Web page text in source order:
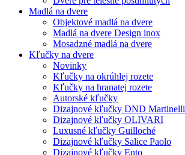
Madlá na dvere
Objektové madlá na dvere
Madlá na dvere Design inox
Mosadzné madlá na dvere
Kľučky na dvere
Novinky
Kľučky na okrúhlej rozete
Kľučky na hranatej rozete
Autorské kľučky
Dizajnové kľučky DND Martinelli
Dizajnové kľučky OLIVARI
Luxusné kľučky Guilloché
Dizajnové kľučky Salice Paolo
Dizajnové kľučky Ento